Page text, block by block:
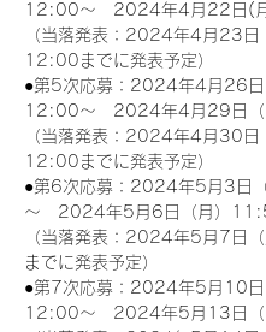
12:00～　2024年4月22日(
（当落発表：2024年4月23日
12:00までに発表予定）
●第5次応募：2024年4月26日
12:00～　2024年4月29日
（当落発表：2024年4月30日
12:00までに発表予定）
●第6次応募：2024年5月3日
～　2024年5月6日（月）
（当落発表：2024年5月7日
までに発表予定）
●第7次応募：2024年5月10日
12:00～　2024年5月13日